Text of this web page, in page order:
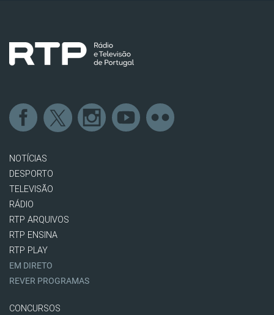
NOTÍCIAS
DESPORTO
TELEVISÃO
RÁDIO
RTP ARQUIVOS
RTP ENSINA
RTP PLAY
EM DIRETO
REVER PROGRAMAS
CONCURSOS